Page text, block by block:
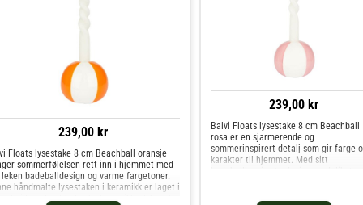
239,00 kr
Floats lysestake 8 cm Beachball oransje
sommerfølelsen rett inn i hjemmet med
badeballdesign og varme fargetoner.
håndmalte lysestaken i keramikk er laget i
med det belgiske keramikkselskapet
239,00 kr
Balvi Floats lysestake 8 cm Beachball
rosa er en sjarmerende og
sommerinspirert detalj som gir farge
karakter til hjemmet. Med sitt